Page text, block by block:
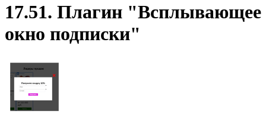
17.51. Плагин "Всплывающее
окно подписки"